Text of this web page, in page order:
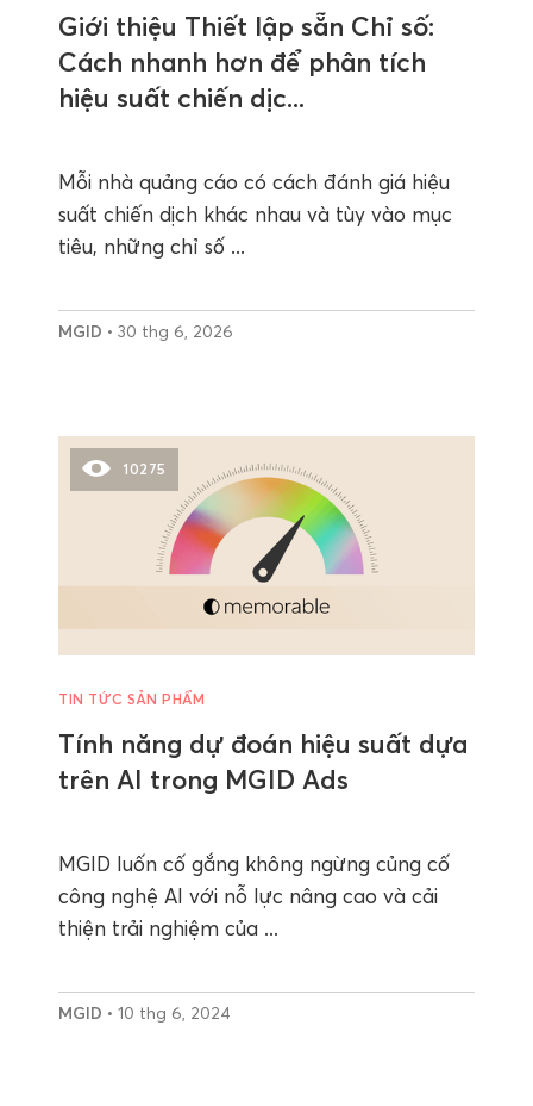
Giới thiệu Thiết lập sẵn Chỉ số:
Cách nhanh hơn để phân tích
hiệu suất chiến dịc...
Mỗi nhà quảng cáo có cách đánh giá hiệu
suất chiến dịch khác nhau và tùy vào mục
tiêu, những chỉ số ...
MGID • 30 thg 6, 2026
10275
TIN TỨC SẢN PHẨM
Tính năng dự đoán hiệu suất dựa
trên AI trong MGID Ads
MGID luốn cố gắng không ngừng củng cố
công nghệ AI với nỗ lực nâng cao và cải
thiện trải nghiệm của ...
MGID • 10 thg 6, 2024